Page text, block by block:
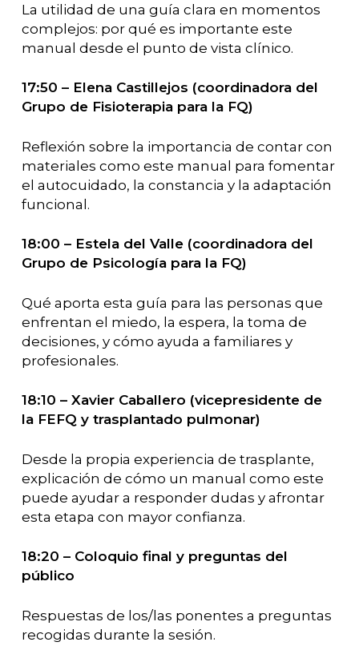
La utilidad de una guía clara en momentos
complejos: por qué es importante este
manual desde el punto de vista clínico.
17:50 – Elena Castillejos (coordinadora del
Grupo de Fisioterapia para la FQ)
Reflexión sobre la importancia de contar con
materiales como este manual para fomentar
el autocuidado, la constancia y la adaptación
funcional.
18:00 – Estela del Valle (coordinadora del
Grupo de Psicología para la FQ)
Qué aporta esta guía para las personas que
enfrentan el miedo, la espera, la toma de
decisiones, y cómo ayuda a familiares y
profesionales.
18:10 – Xavier Caballero (vicepresidente de
la FEFQ y trasplantado pulmonar)
Desde la propia experiencia de trasplante,
explicación de cómo un manual como este
puede ayudar a responder dudas y afrontar
esta etapa con mayor confianza.
18:20 – Coloquio final y preguntas del
público
Respuestas de los/las ponentes a preguntas
recogidas durante la sesión.